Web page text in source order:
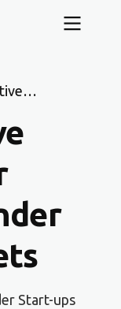
Start-ups